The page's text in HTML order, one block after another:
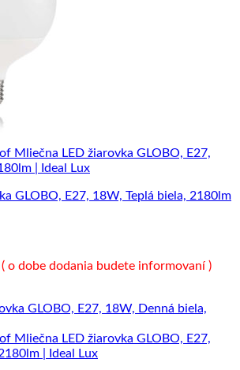
GLOBO, E27, 18W, Teplá biela, 2180lm
o dobe dodania budete informovaní )